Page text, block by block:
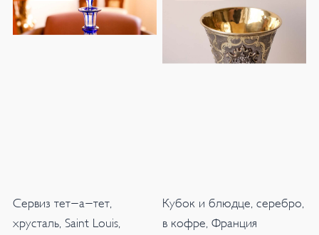
Сервиз тет-а-тет,
хрусталь, Saint Louis,
Кубок и блюдце, серебро,
в кофре, Франция